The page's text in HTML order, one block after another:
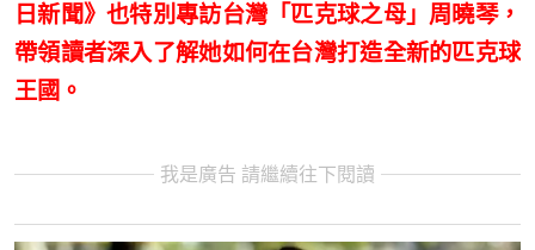
日新聞》也特別專訪台灣「匹克球之母」周曉琴，
帶領讀者深入了解她如何在台灣打造全新的匹克球
王國。
我是廣告 請繼續往下閱讀